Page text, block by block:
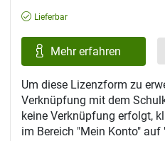
Lieferbar
Mehr erfahren
Um diese Lizenzform zu
Verknüpfung mit dem
keine Verknüpfung erfolgt,
im Bereich "Mein Konto" auf